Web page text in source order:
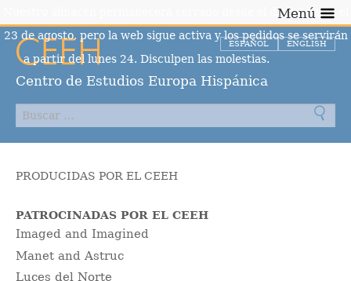
Centro de Estudios Europa Hispánica
ESPAÑOL ENGLISH
Menú
PRODUCIDAS POR EL CEEH
PATROCINADAS POR EL CEEH
Imaged and Imagined
Manet and Astruc
Luces del Norte
Nuestro almacén permanecerá cerrado desde el día 10 hasta el
23 de agosto, pero la web sigue activa y los pedidos se servirán
a partir del lunes 24. Disculpen las molestias.